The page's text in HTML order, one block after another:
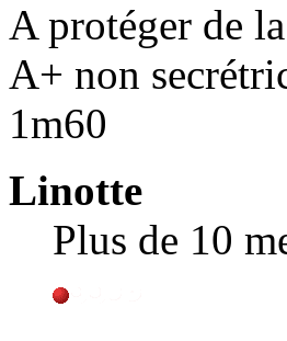
A protéger de
A+ non
1m60
Linotte
Plus de 10